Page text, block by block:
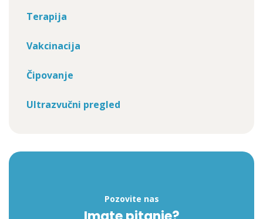
Terapija
Vakcinacija
Čipovanje
Ultrazvučni pregled
Pozovite nas